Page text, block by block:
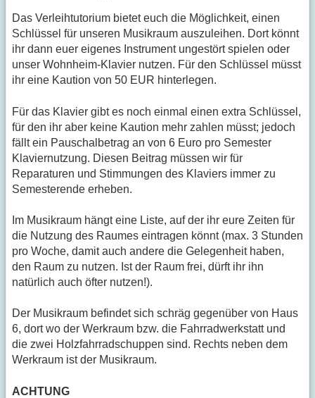
Das Verleihtutorium bietet euch die Möglichkeit, einen
Schlüssel für unseren Musikraum auszuleihen. Dort könnt
ihr dann euer eigenes Instrument ungestört spielen oder
unser Wohnheim-Klavier nutzen. Für den Schlüssel müsst
ihr eine Kaution von 50 EUR hinterlegen.
Für das Klavier gibt es noch einmal einen extra Schlüssel,
für den ihr aber keine Kaution mehr zahlen müsst; jedoch
fällt ein Pauschalbetrag an von 6 Euro pro Semester
Klaviernutzung. Diesen Beitrag müssen wir für
Reparaturen und Stimmungen des Klaviers immer zu
Semesterende erheben.
Im Musikraum hängt eine Liste, auf der ihr eure Zeiten für
die Nutzung des Raumes eintragen könnt (max. 3 Stunden
pro Woche, damit auch andere die Gelegenheit haben,
den Raum zu nutzen. Ist der Raum frei, dürft ihr ihn
natürlich auch öfter nutzen!).
Der Musikraum befindet sich schräg gegenüber von Haus
6, dort wo der Werkraum bzw. die Fahrradwerkstatt und
die zwei Holzfahrradschuppen sind. Rechts neben dem
Werkraum ist der Musikraum.
ACHTUNG